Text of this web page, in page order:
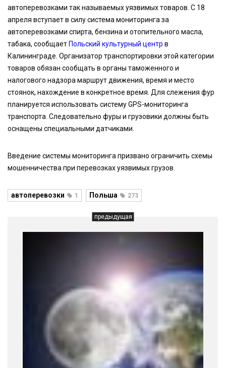
автоперевозками так называемых уязвимых товаров. С 18
апреля вступает в силу система мониторинга за
автоперевозками спирта, бензина и отопительного масла,
табака, сообщаетПольский культурный центр в
Калининграде. Организатор транспортировки этой категории
товаров обязан сообщать в органы таможенного и
налогового надзора маршрут движения, время и место
стоянок, нахождение в конкретное время. Для слежения фур
планируется использовать систему GPS-мониторинга
транспорта. Следовательно фуры и грузовики должны быть
оснащены специальными датчиками.
Введение системы мониторинга призвано ограничить схемы
мошенничества при перевозках уязвимых грузов.
автоперевозки 1 Польша 273
предыдущая